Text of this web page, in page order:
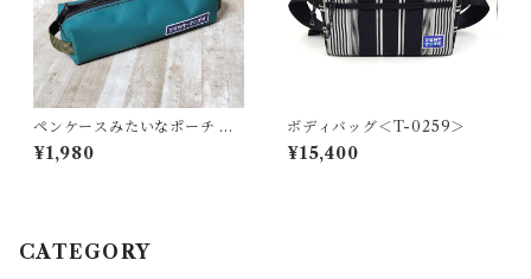
ペンケースみたいなポーチ ＜
K-0654＞
¥1,980
ボディバッグ＜T-0259＞
¥15,400
CATEGORY